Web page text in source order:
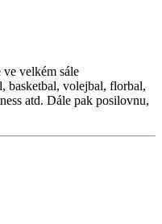
velkém sále
basketbal, volejbal, florbal,
atd. Dále pak posilovnu,